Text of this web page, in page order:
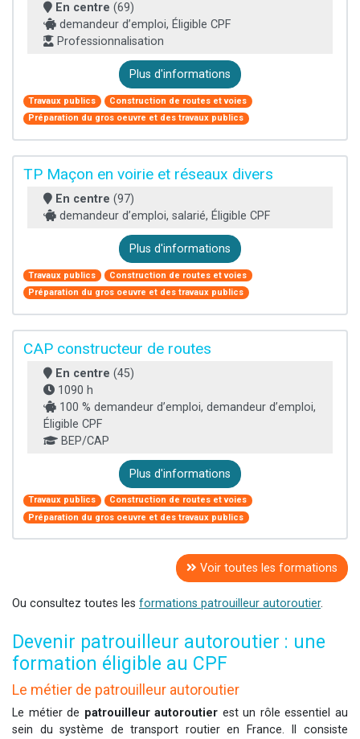
En centre (69)
demandeur d’emploi, Éligible CPF
Professionnalisation
Plus d'informations
Travaux publics
Construction de routes et voies
Préparation du gros oeuvre et des travaux publics
TP Maçon en voirie et réseaux divers
En centre (97)
demandeur d’emploi, salarié, Éligible CPF
Plus d'informations
Travaux publics
Construction de routes et voies
Préparation du gros oeuvre et des travaux publics
CAP constructeur de routes
En centre (45)
1090 h
100 % demandeur d’emploi, demandeur d’emploi,
Éligible CPF
BEP/CAP
Plus d'informations
Travaux publics
Construction de routes et voies
Préparation du gros oeuvre et des travaux publics
Voir toutes les formations
Ou consultez toutes les formations patrouilleur autoroutier.
Devenir patrouilleur autoroutier : une
formation éligible au CPF
Le métier de patrouilleur autoroutier
Le métier de patrouilleur autoroutier est un rôle essentiel au
sein du système de transport routier en France. Il consiste